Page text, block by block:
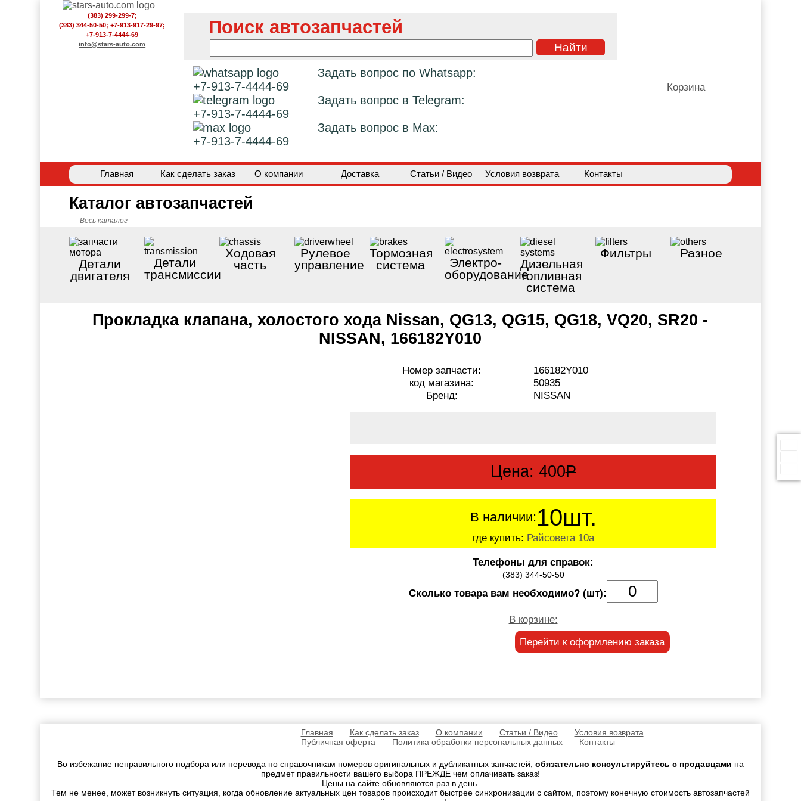
(383) 299-299-7;
(383) 344-50-50; +7-913-917-29-97;
+7-913-7-4444-69
info@stars-auto.com
Поиск автозапчастей
Задать вопрос по Whatsapp:
+7-913-7-4444-69
Задать вопрос в Telegram:
+7-913-7-4444-69
Задать вопрос в Max:
+7-913-7-4444-69
Корзина
Главная Как сделать заказ О компании Доставка Статьи / Видео Условия возврата Контакты
Каталог автозапчастей
Весь каталог
Детали
двигателя
Детали
трансмиссии
Ходовая
часть
Рулевое
управление
Тормозная
система
Электро-
оборудование
Дизельная
топливная
система
Фильтры Разное
Прокладка клапана, холостого хода Nissan, QG13, QG15, QG18, VQ20, SR20 -
NISSAN, 166182Y010
Номер запчасти:
166182Y010
код магазина:
50935
Бренд:
NISSAN
Цена: 400Р
В наличии:10шт.
где купить: Райсовета 10а
Телефоны для справок:
(383) 344-50-50
Сколько товара вам необходимо? (шт):
В корзине:
Перейти к оформлению заказа
Главная Как сделать заказ О компании Статьи / Видео
Условия возврата
Публичная оферта
Политика обработки персональных данных Контакты
Во избежание неправильного подбора или перевода по справочникам номеров оригинальных и дубликатных запчастей, обязательно консультируйтесь с продавцами на
предмет правильности вашего выбора ПРЕЖДЕ чем оплачивать заказ!
Цены на сайте обновляются раз в день.
Тем не менее, может возникнуть ситуация, когда обновление актуальных цен товаров происходит быстрее синхронизации с сайтом, поэтому конечную стоимость автозапчастей